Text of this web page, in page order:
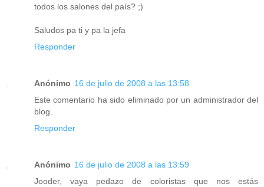
todos los salones del país? ;)
Saludos pa ti y pa la jefa
Responder
Anónimo 16 de julio de 2008 a las 13:58
Este comentario ha sido eliminado por un administrador del
blog.
Responder
Anónimo 16 de julio de 2008 a las 13:59
Jooder, vaya pedazo de coloristas que nos estás